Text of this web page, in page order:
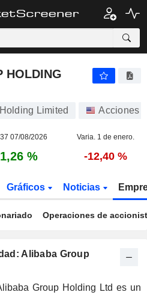
HOLDING
Limited Acciones
07/08/2026 Varia. 1 de enero.
% -12,40 %
Gráficos Noticias
Operaciones de
Alibaba Group
Group Holding Ltd es un